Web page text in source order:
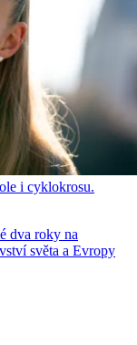
i cyklokrosu.
dva roky na
světa a Evropy